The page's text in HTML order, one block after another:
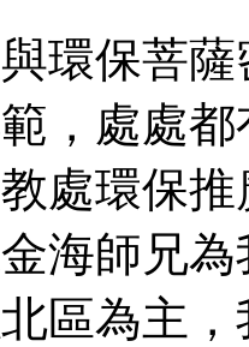
環保菩
，處處
處環保
海師兄
區為主